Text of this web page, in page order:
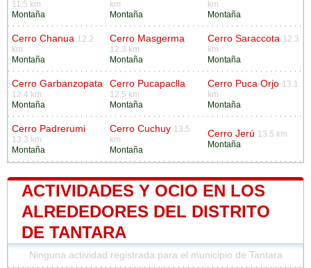
11.5 km
Montaña
km
Montaña
km
Montaña
Cerro Chanua 12.2
km
Montaña
Cerro Masgerma
12.3 km
Montaña
Cerro Saraccota 12.3
km
Montaña
Cerro Garbanzopata
12.4 km
Montaña
Cerro Pucapaclla
12.5 km
Montaña
Cerro Puca Orjo 13.1
km
Montaña
Cerro Padrerumi
13.3 km
Montaña
Cerro Cuchuy 13.5
km
Montaña
Cerro Jerú 13.5 km
Montaña
ACTIVIDADES Y OCIO EN LOS
ALREDEDORES DEL DISTRITO
DE TANTARA
Ninguna actividad registrada para el municipio de Tantara